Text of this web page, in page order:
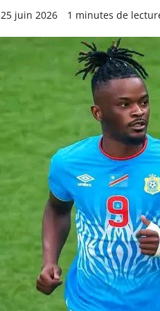
25 juin 2026 1 minutes de